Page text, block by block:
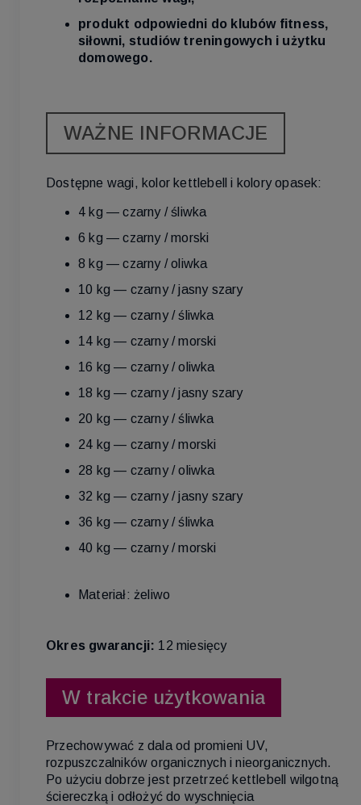
produkt odpowiedni do klubów fitness,
siłowni, studiów treningowych i użytku
domowego.
WAŻNE INFORMACJE
Dostępne wagi, kolor kettlebell i kolory opasek:
4 kg — czarny / śliwka
6 kg — czarny / morski
8 kg — czarny / oliwka
10 kg — czarny / jasny szary
12 kg — czarny / śliwka
14 kg — czarny / morski
16 kg — czarny / oliwka
18 kg — czarny / jasny szary
20 kg — czarny / śliwka
24 kg — czarny / morski
28 kg — czarny / oliwka
32 kg — czarny / jasny szary
36 kg — czarny / śliwka
40 kg — czarny / morski
Materiał: żeliwo
Okres gwarancji: 12 miesięcy
W trakcie użytkowania
Przechowywać z dala od promieni UV,
rozpuszczalników organicznych i nieorganicznych.
Po użyciu dobrze jest przetrzeć kettlebell wilgotną
ściereczką i odłożyć do wyschnięcia